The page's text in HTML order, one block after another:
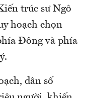
trúc sư Ngô
hoạch chọn
Đông và phía
dân số